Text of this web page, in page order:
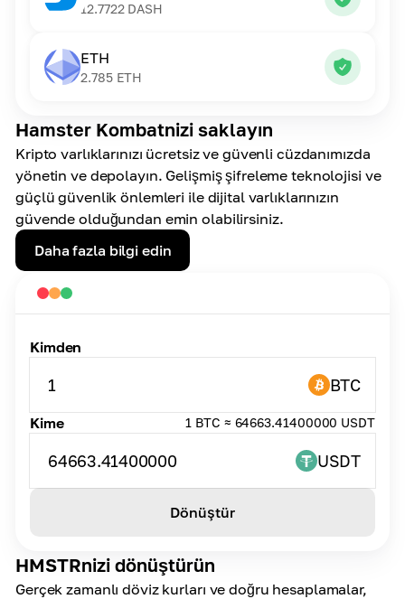
Hamster Kombatnizi saklayın
Kripto varlıklarınızı ücretsiz ve güvenli cüzdanımızda
yönetin ve depolayın. Gelişmiş şifreleme teknolojisi ve
güçlü güvenlik önlemleri ile dijital varlıklarınızın
güvende olduğundan emin olabilirsiniz.
Daha fazla bilgi edin
12.7722 DASH
ETH
2.785 ETH
HMSTRnizi dönüştürün
Gerçek zamanlı döviz kurları ve doğru hesaplamalar,
Kimden
1 BTC
Kime 1 BTC ≈ 64663.41400000 USDT
64663.41400000 USDT
Dönüştür